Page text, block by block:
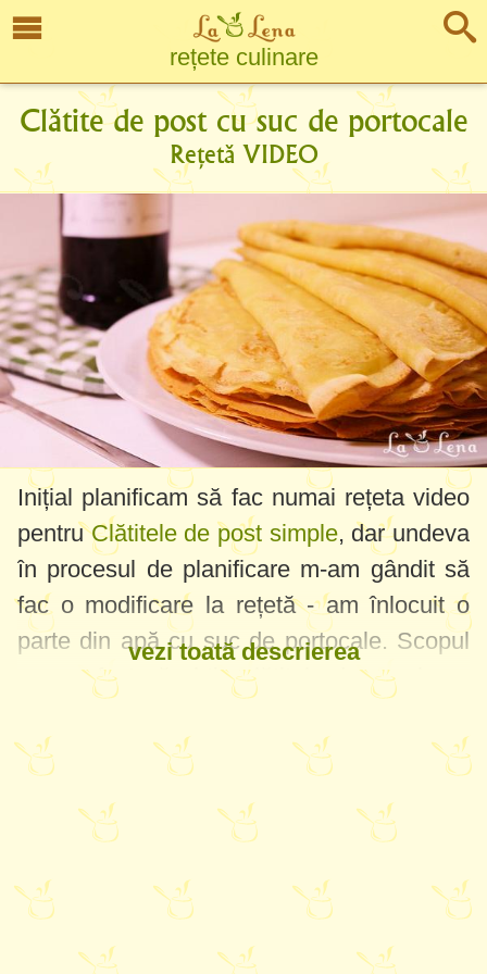
rețete culinare
Clătite de post cu suc de portocale
Rețetă VIDEO
Inițial planificam să fac numai rețeta video
pentruClătitele de post simple, dar undeva
în procesul de planificare m-am gândit să
fac o modificare la rețetă - am înlocuit o
parte din apă cu suc de portocale. Scopul
meu a fost să obțin clătitele de o culoare
Rezultatele au depășit toate așteptările -
pe lângă faptul că am avut clătitele foarte
frumoase, sucul de portocale a intrat în
și mai fragede, cu găurele apetisante și
mult mai rumene.
vezi toată descrierea